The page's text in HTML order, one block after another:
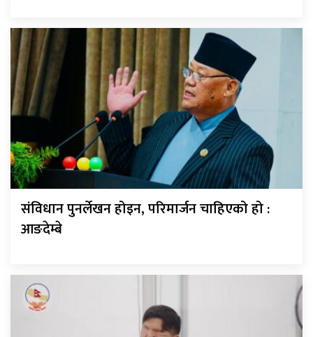
संविधान पुनर्लेखन होइन, परिमार्जन चाहिएको हो :
आङदेम्बे